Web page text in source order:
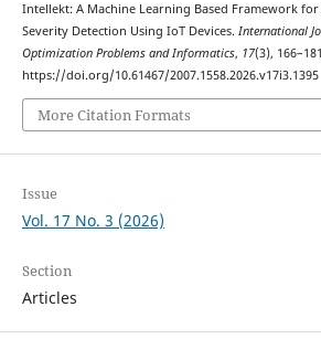
Intellekt: A Machine Learning Based Framework for
Severity Detection Using IoT Devices. International
Optimization Problems and Informatics, 17(3),
https://doi.org/10.61467/2007.1558.2026.v17i3.1395
More Citation Formats
Issue
Vol. 17 No. 3 (2026)
Section
Articles